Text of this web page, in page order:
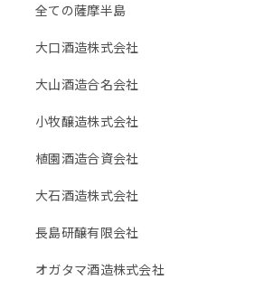
全ての薩摩半島
大口酒造株式会社
大山酒造合名会社
小牧醸造株式会社
植園酒造合資会社
大石酒造株式会社
長島研醸有限会社
オガタマ酒造株式会社